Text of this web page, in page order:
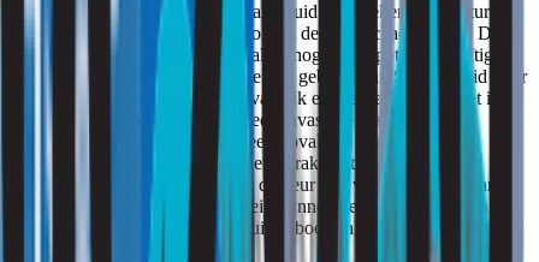
Wat is Spaanskruid?
Spaanskruid, ook bekend als Datura, is
een plantensoort die behoort tot de nachtschadefamilie. Deze
plant staat erom bekend hallucinogene en potentieel giftige
stoffen te bevatten. Hoewel het gebruik van Spaanskruid voor
recreatieve doeleinden gevaarlijk en illegaal is, komt het in
sommige regio’s voor als een invasieve plantensoort.
Geur van Spaanskruid
een opvallend kenmerk van
Spaanskruid is de intense en karakteristieke geur die
vergelijkbaar kan zijn met de geur van wiet. Als deze plant in
de buurt van een huis groeit, kunnen de geurige bloemen en
bladeren de wietgeur in huis nabootsen, wat tot verwarring
kan leiden bij bewoners.